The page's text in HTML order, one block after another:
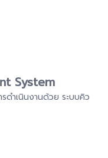
System
ดำเนินงานด้วย ระบบคิว